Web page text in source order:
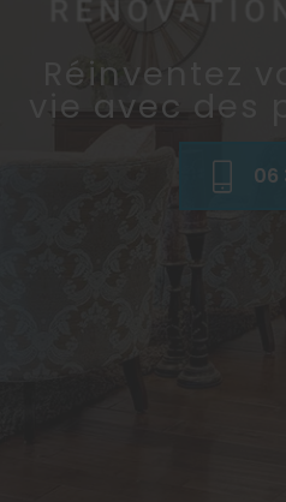
Réinventez
vie avec des
06